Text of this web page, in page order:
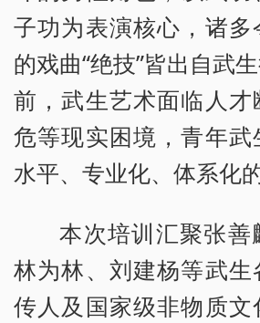
子功为表演核心，诸
的戏曲“绝技”皆出自武
前，武生艺术面临人
危等现实困境，青年
水平、专业化、体系化
本次培训汇聚张善
林为林、刘建杨等武
传人及国家级非物质